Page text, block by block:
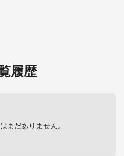
履歴
まだありません。